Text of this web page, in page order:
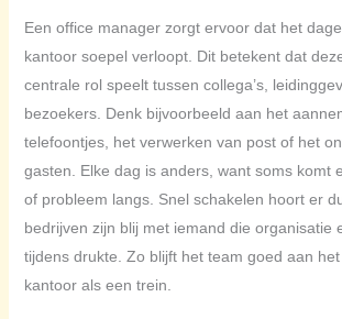
Een office manager zorgt ervoor dat het
kantoor soepel verloopt. Dit betekent dat
centrale rol speelt tussen collega’s,
bezoekers. Denk bijvoorbeeld aan het
telefoontjes, het verwerken van post of het
gasten. Elke dag is anders, want soms komt
of probleem langs. Snel schakelen hoort er
bedrijven zijn blij met iemand die organisatie
tijdens drukte. Zo blijft het team goed aan
kantoor als een trein.